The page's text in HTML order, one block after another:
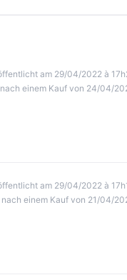
am 29/04/2022 à
nach einem Kauf von 24/04/
am 29/04/2022 à
nach einem Kauf von 21/04/